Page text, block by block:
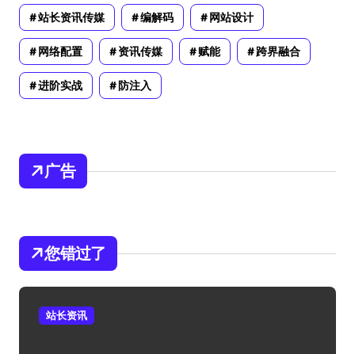
站长资讯传媒 编解码 网站设计
网络配置 资讯传媒 赋能 跨界融合
进阶实战 防注入
广告
您错过了
站长资讯